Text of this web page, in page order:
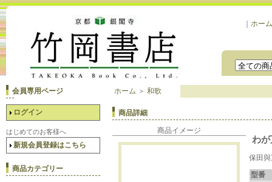
ホーム
会員専用ページ
ログイン
はじめてのお客様へ
新規会員登録はこちら
商品カテゴリー
ホーム ＞ 和歌
商品詳細
商品イメージ
わ
保田
型番